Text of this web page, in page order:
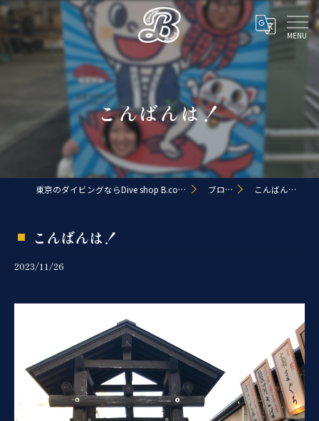
こんばんは！
東京のダイビングならDive shop B.coast ブログ こんばんは！
こんばんは！
2023/11/26